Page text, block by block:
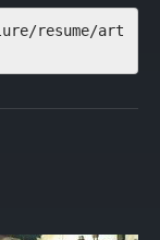
resume/art